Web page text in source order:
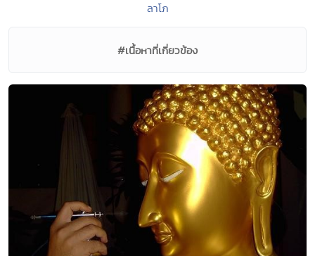
ลาโภ
#เนื้อหาที่เกี่ยวข้อง